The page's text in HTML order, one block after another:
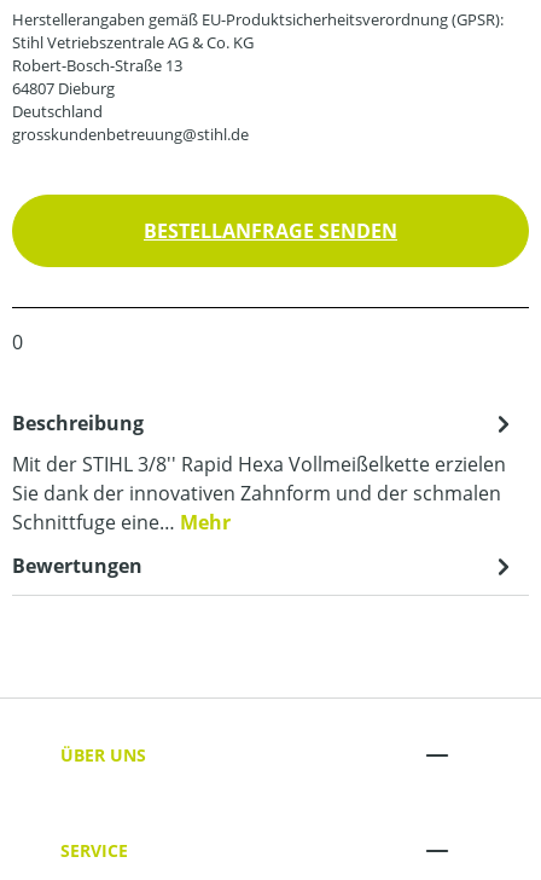
Herstellerangaben gemäß EU-Produktsicherheitsverordnung (GPSR):
Stihl Vetriebszentrale AG & Co. KG
Robert-Bosch-Straße 13
64807 Dieburg
Deutschland
grosskundenbetreuung@stihl.de
BESTELLANFRAGE SENDEN
0
Beschreibung
Mit der STIHL 3/8'' Rapid Hexa Vollmeißelkette erzielen
Sie dank der innovativen Zahnform und der schmalen
Schnittfuge eine… Mehr
Bewertungen
ÜBER UNS
SERVICE